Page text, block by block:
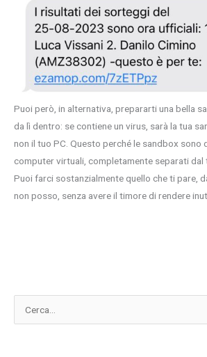
Puoi però, in alternativa, prepararti una bella
da lì dentro: se contiene un virus, sarà la tua
non il tuo PC. Questo perché le sandbox sono
computer virtuali, completamente separati
Puoi farci sostanzialmente quello che ti pare,
non posso, senza avere il timore di rendere
e